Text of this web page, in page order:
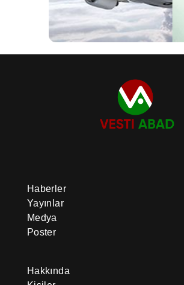
Haberler
Yayınlar
Medya
Poster
Hakkında